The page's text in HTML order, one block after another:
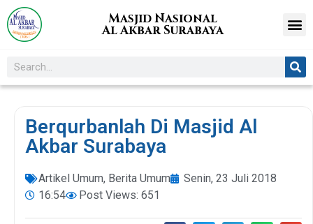
Masjid Nasional
Al Akbar Surabaya
Berqurbanlah Di Masjid Al
Akbar Surabaya
Artikel Umum, Berita Umum
Senin, 23 Juli 2018
16:54
Post Views: 651